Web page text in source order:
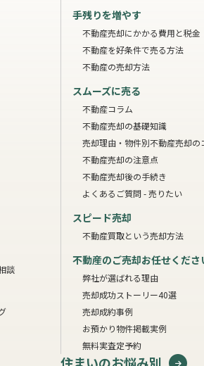
談
手残りを増やす
不動産売却にかかる費用と税金
不動産を好条件で売る方法
不動産の売却方法
スムーズに売る
不動産コラム
不動産売却の基礎知識
売却理由・物件別不動産売却の
不動産売却の注意点
不動産売却後の手続き
よくあるご質問 - 売りたい
スピード売却
不動産買取という売却方法
不動産のご売却お任せくださ
弊社が選ばれる理由
売却成功ストーリー40選
売却成約事例
お預かり物件掲載実例
無料実査定予約